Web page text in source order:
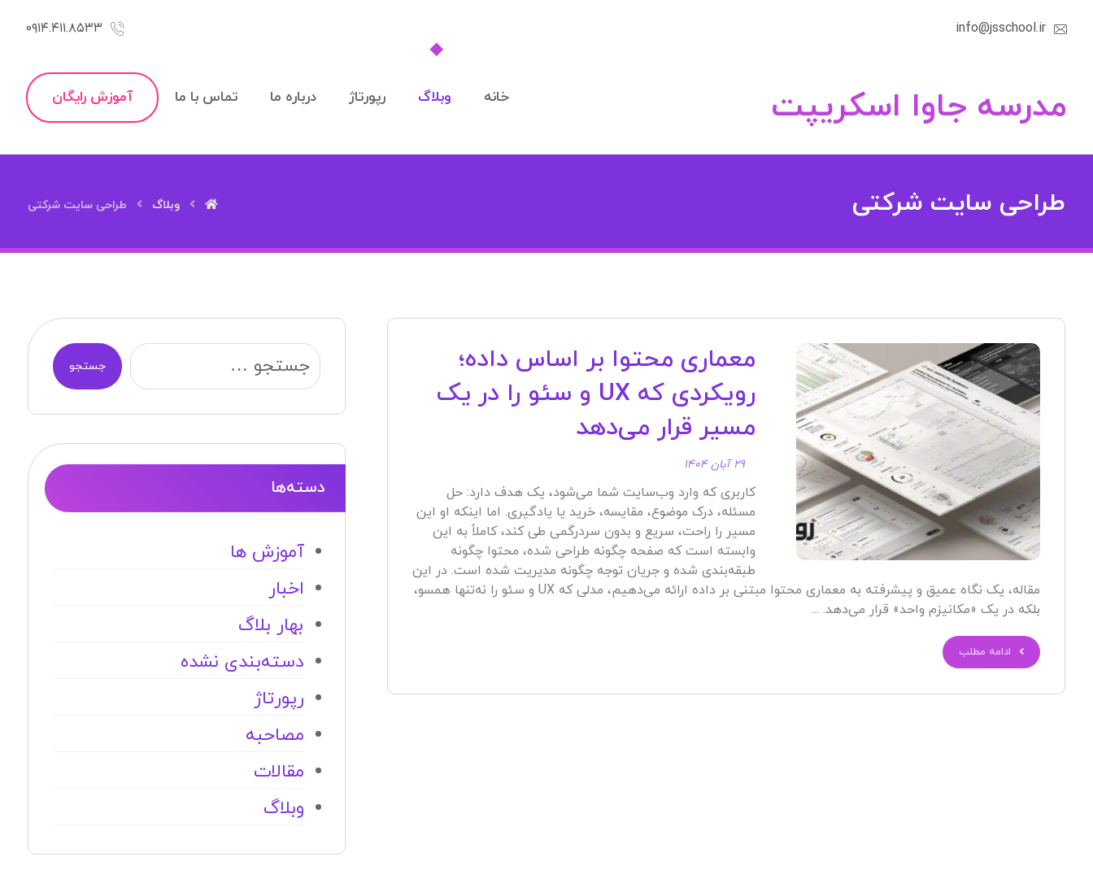
info@jsschool.ir ۰۹۱۴.۴۱۱.۸۵۳۳
مدرسه جاوا اسکریپت آموزش رایگان خانه وبلاگ رپورتاژ درباره ما تماس با ما
طراحی سایت شرکتی وبلاگ طراحی سایت شرکتی
معماری محتوا بر اساس داده؛
رویکردی که UX و سئو را در یک
مسیر قرار می‌دهد
۲۹ آبان ۱۴۰۴
کاربری که وارد وب‌سایت شما می‌شود، یک هدف دارد: حل
مسئله، درک موضوع، مقایسه، خرید یا یادگیری. اما اینکه او این
مسیر را راحت، سریع و بدون سردرگمی طی کند، کاملاً به این
وابسته است که صفحه چگونه طراحی شده، محتوا چگونه
طبقه‌بندی شده و جریان توجه چگونه مدیریت شده است. در این
مقاله، یک نگاه عمیق و پیشرفته به معماری محتوا مبتنی بر داده ارائه می‌دهیم، مدلی که UX و سئو را نه‌تنها همسو،
بلکه در یک «مکانیزم واحد» قرار می‌دهد. ...
ادامه مطلب
جستجو
دسته‌ها
آموزش ها
اخبار
بهار بلاگ
دسته‌بندی نشده
رپورتاژ
مصاحبه
مقالات
وبلاگ